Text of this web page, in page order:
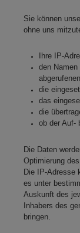
Sie können
ohne uns
Ihre IP-
den
die
das
die
ob der Auf-
Die Daten
Optimierung
Die IP-Adresse
es unter
Auskunft des
Inhabers des
bringen.